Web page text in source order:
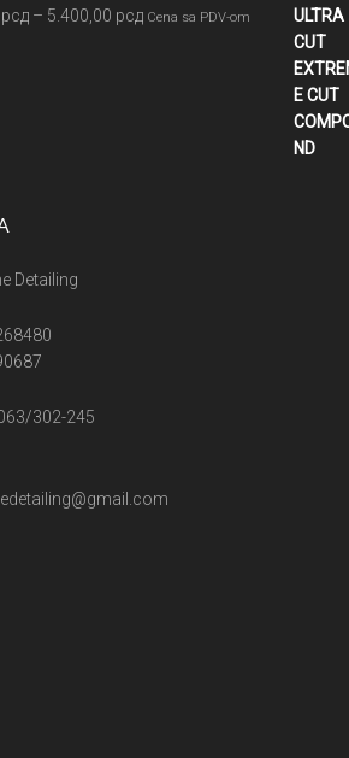
рсд – 5.400,00 рсдRaspon
Cena sa PDV-om
Detailing
302-245